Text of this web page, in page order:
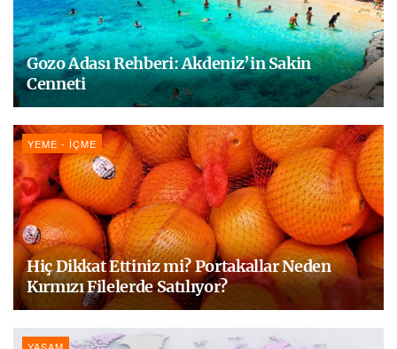
Gozo Adası Rehberi: Akdeniz’in Sakin
Cenneti
YEME - İÇME
Hiç Dikkat Ettiniz mi? Portakallar Neden
Kırmızı Filelerde Satılıyor?